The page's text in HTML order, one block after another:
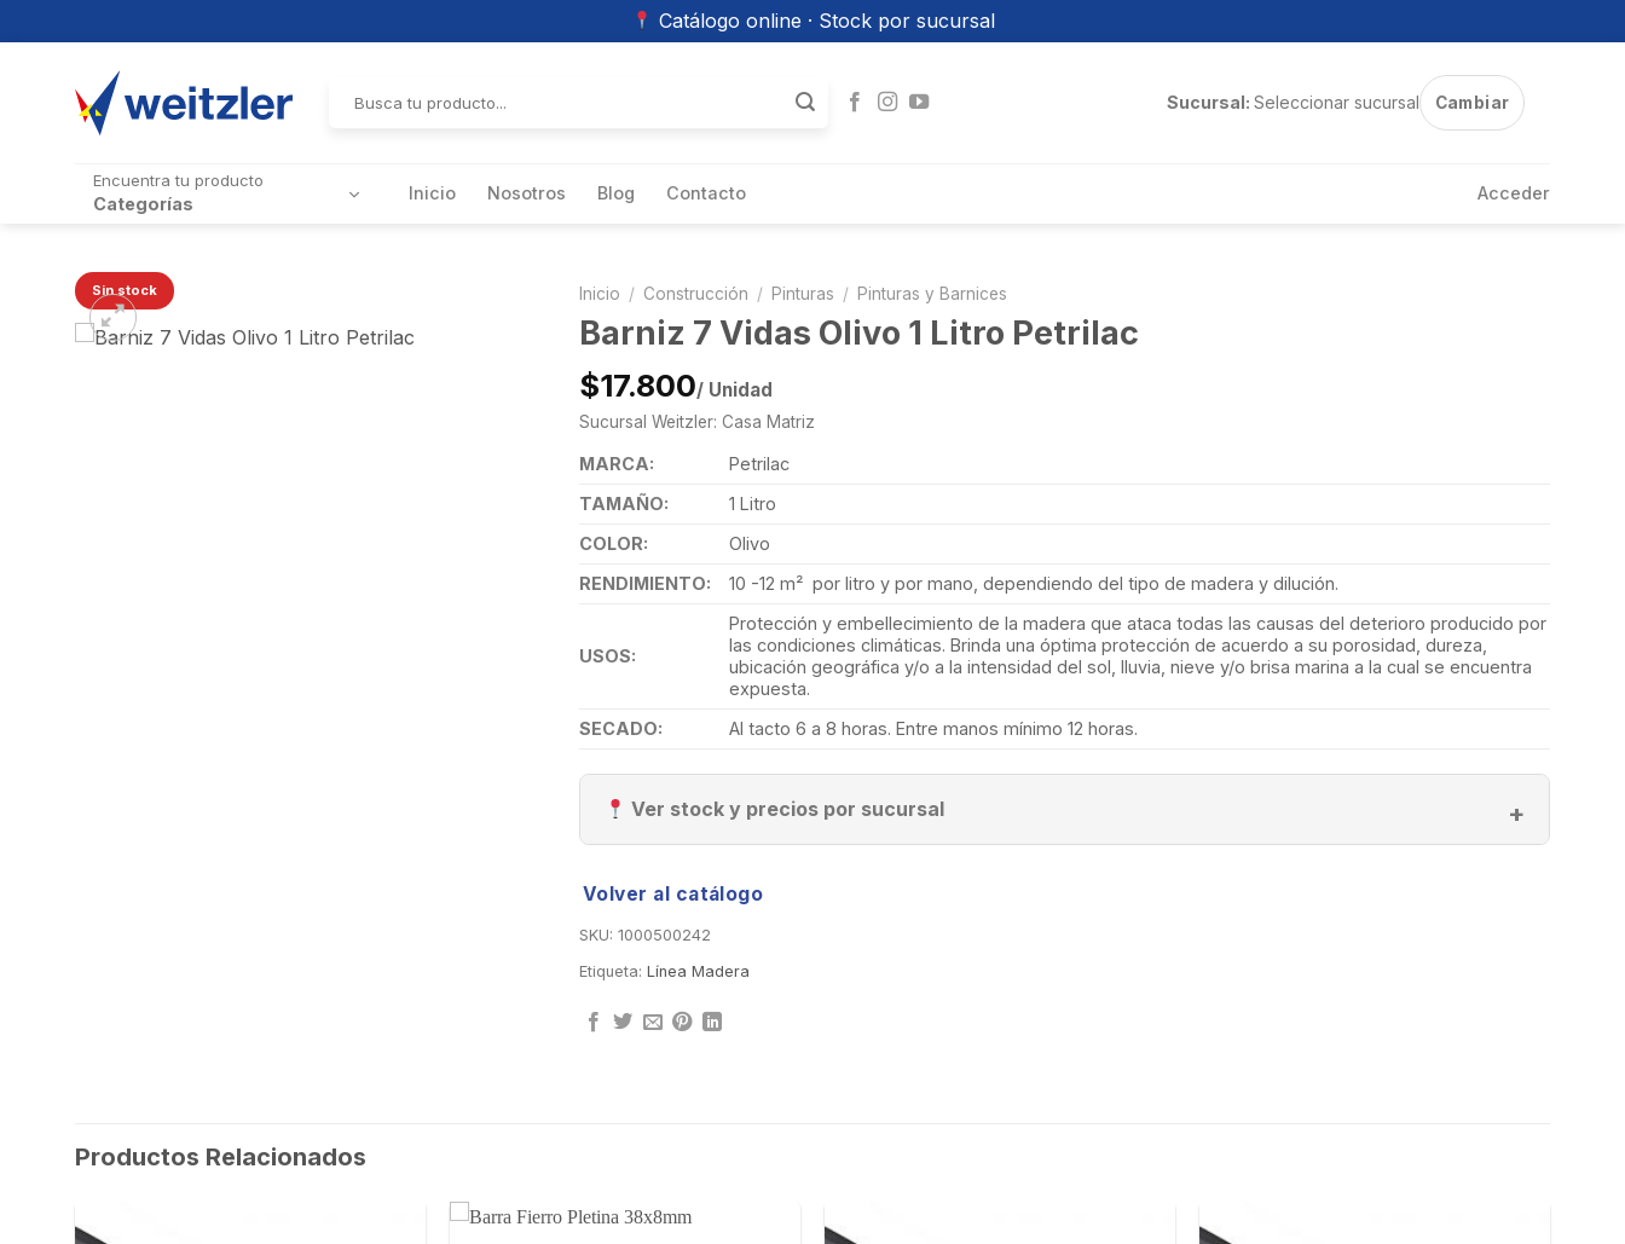
Catálogo online · Stock por sucursal
por:
Sucursal: Seleccionar sucursal Cambiar
Encuentra tu producto
Categorías Inicio Nosotros Blog Contacto Acceder
Sin stock Inicio / Construcción / Pinturas / Pinturas y Barnices
Barniz 7 Vidas Olivo 1 Litro Petrilac
$17.800/ Unidad
Sucursal Weitzler: Casa Matriz
MARCA:
Petrilac
TAMAÑO:
1 Litro
COLOR:
Olivo
RENDIMIENTO:
10 -12 m² por litro y por mano, dependiendo del tipo de madera y dilución.
USOS:
Protección y embellecimiento de la madera que ataca todas las causas del deterioro producido por
las condiciones climáticas. Brinda una óptima protección de acuerdo a su porosidad, dureza,
ubicación geográfica y/o a la intensidad del sol, lluvia, nieve y/o brisa marina a la cual se encuentra
expuesta.
SECADO:
Al tacto 6 a 8 horas. Entre manos mínimo 12 horas.
Ver stock y precios por sucursal
Volver al catálogo
SKU: 1000500242
Etiqueta: Línea Madera
Productos Relacionados